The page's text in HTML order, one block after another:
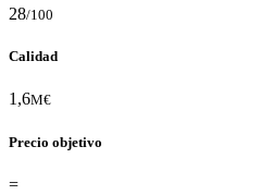
28/100
Calidad
1,6M€
Precio objetivo
=